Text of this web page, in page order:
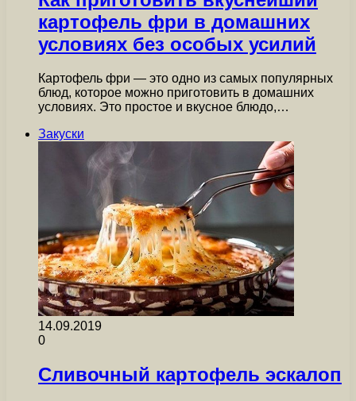
картофель фри в домашних
условиях без особых усилий
Картофель фри — это одно из самых популярных
блюд, которое можно приготовить в домашних
условиях. Это простое и вкусное блюдо,…
Закуски
14.09.2019
0
Сливочный картофель эскалоп